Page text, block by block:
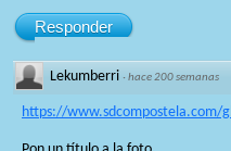
Responder
Lekumberri ·hace 200 semanas
https://www.sdcompostela.com/